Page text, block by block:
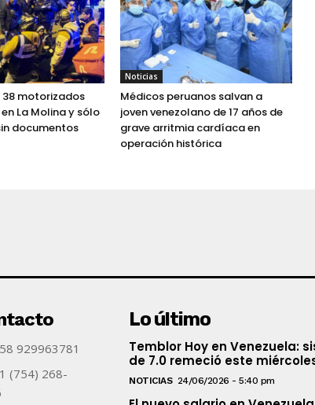
38 motorizados
La Molina y sólo
documentos
Noticias
Médicos peruanos salvan a
joven venezolano de 17 años de
grave arritmia cardíaca en
operación histórica
929963781
(754) 268-
Lo último
Temblor Hoy en Venezuela:
de 7.0 remeció este
NOTICIAS 24/06/2026 - 5:40 pm